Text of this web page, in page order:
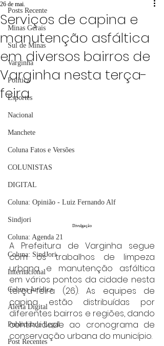
Posts Recente
Minas Gerais
Sul de Minas
Varginha
Política
Esportes
Nacional
Manchete
Coluna Fatos e Versões
COLUNISTAS
DIGITAL
Coluna: Opinião - Luiz Fernando Alf
Sindjori
Coluna: Agenda 21
Coluna: SindJori
Internacional
Coluna Jurídica
Alerta Digital
Publicidade Legal
Post Recentes
Serviços de capina e
manutenção asfáltica
em diversos bairros de
Varginha nesta terça-
feira
26 de mai.
Divulgação
A Prefeitura de Varginha segue
com os trabalhos de limpeza
urbana e manutenção asfáltica
em vários pontos da cidade nesta
terça-feira (26). As equipes de
capina estão distribuídas por
diferentes bairros e regiões, dando
continuidade ao cronograma de
conservação urbana do município.